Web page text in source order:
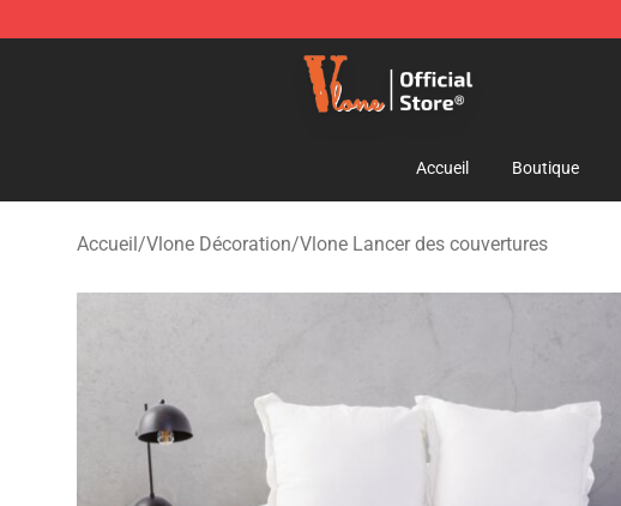
Vlone Shop - Official Vlone Merchandise Store
Accueil Boutique
Accueil/Vlone Décoration/Vlone Lancer des couvertures